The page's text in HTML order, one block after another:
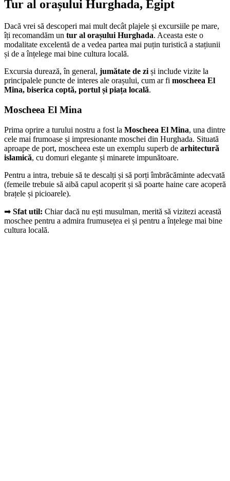
Tur al orașului Hurghada, Egipt
Dacă vrei să descoperi mai mult decât plajele și excursiile pe mare,
îți recomandăm un tur al orașului Hurghada. Aceasta este o
modalitate excelentă de a vedea partea mai puțin turistică a stațiunii
și de a înțelege mai bine cultura locală.
Excursia durează, în general, jumătate de zi și include vizite la
principalele puncte de interes ale orașului, cum ar fi moscheea El
Mina, biserica coptă, portul și piața locală.
Moscheea El Mina
Prima oprire a turului nostru a fost la Moscheea El Mina, una dintre
cele mai frumoase și impresionante moschei din Hurghada. Situată
aproape de port, moscheea este un exemplu superb de arhitectură
islamică, cu domuri elegante și minarete impunătoare.
Pentru a intra, trebuie să te descalți și să porți îmbrăcăminte adecvată
(femeile trebuie să aibă capul acoperit și să poarte haine care acoperă
brațele și picioarele).
➡ Sfat util: Chiar dacă nu ești musulman, merită să vizitezi această
moschee pentru a admira frumusețea ei și pentru a înțelege mai bine
cultura locală.